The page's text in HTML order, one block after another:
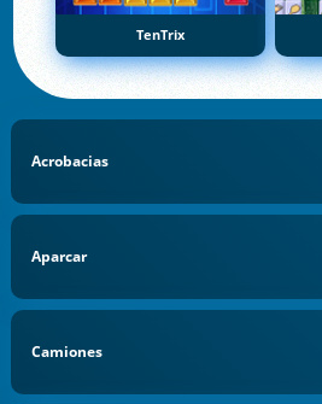
TenTrix
Acrobacias
Aparcar
Camiones